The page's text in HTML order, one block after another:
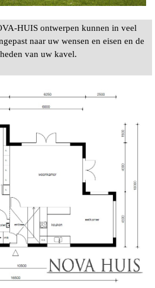
HUIS ontwerpen kunnen in veel
naar uw wensen en eisen en de
van uw kavel.